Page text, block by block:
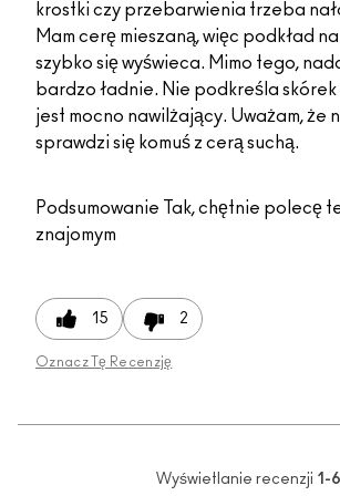
krostki czy przebarwienia trzeba
Mam cerę mieszaną, więc podkład
szybko się wyświeca. Mimo tego,
bardzo ładnie. Nie podkreśla
jest mocno nawilżający. Uważam, że
sprawdzi się komuś z cerą suchą.
Podsumowanie Tak, chętnie polecę
znajomym
15 2
Oznacz Tę Recenzję
Wyświetlanie recenzji 1-6